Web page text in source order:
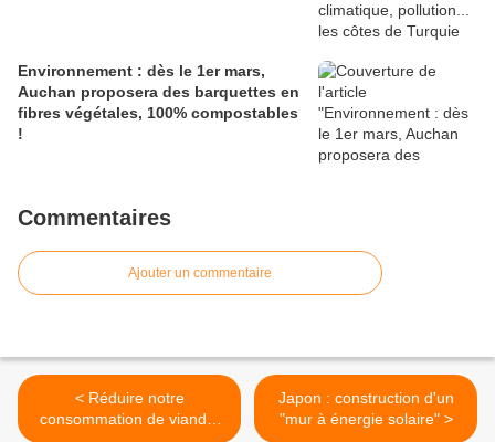
Environnement : dès le 1er mars,
Auchan proposera des barquettes en
fibres végétales, 100% compostables
!
Commentaires
Ajouter un commentaire
< Réduire notre
consommation de viande,
Japon : construction d'un
"mur à énergie solaire" >